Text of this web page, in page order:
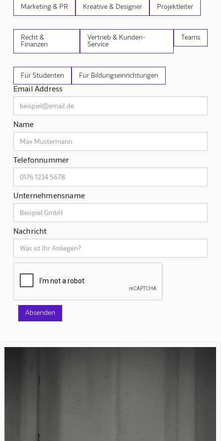
Marketing & PR Kreative & Designer Projektleiter
Recht &
Finanzen
Vertrieb & Kunden-
Service
Teams
Für Studenten Für Bildungseinrichtungen
Email Address
Name
Telefonnummer
Unternehmensname
Nachricht